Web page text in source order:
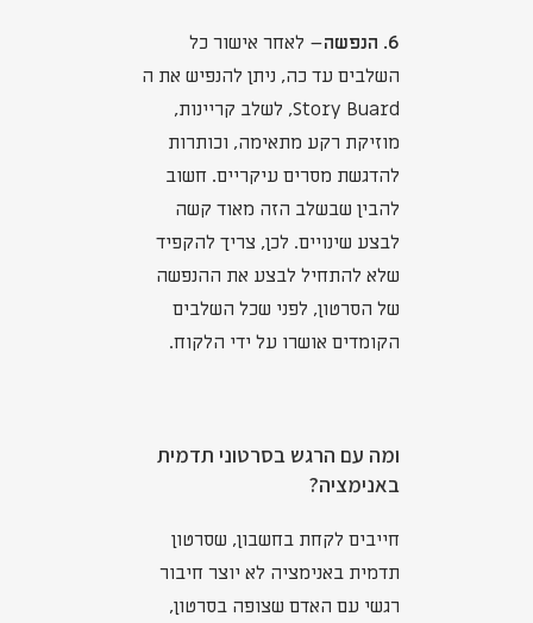
6. הנפשה
– לאחר אישור כל
השלבים עד כה, ניתן להנפיש את ה
Story Buard, לשלב קריינות,
מוזיקת רקע מתאימה, וכותרות
להדגשת מסרים עיקריים. חשוב
להבין שבשלב הזה מאוד קשה
לבצע שינויים. לכן, צריך להקפיד
שלא להתחיל לבצע את ההנפשה
של הסרטון, לפני שכל השלבים
הקומדים אושרו על ידי הלקוח.
ומה עם הרגש בסרטוני תדמית
באנימציה?
חייבים לקחת בחשבון, שסרטון
תדמית באנימציה לא יוצר חיבור
רגשי עם האדם שצופה בסרטון,